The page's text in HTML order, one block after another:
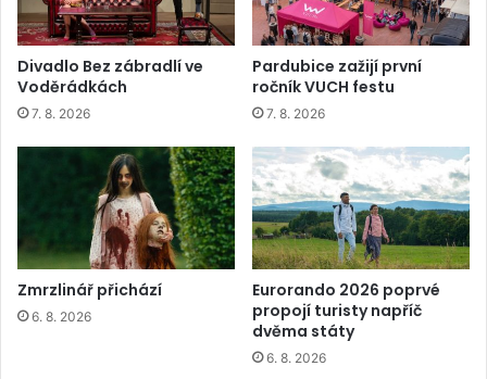
Divadlo Bez zábradlí ve
Voděrádkách
7. 8. 2026
Pardubice zažijí první
ročník VUCH festu
7. 8. 2026
Zmrzlinář přichází
6. 8. 2026
Eurorando 2026 poprvé
propojí turisty napříč
dvěma státy
6. 8. 2026